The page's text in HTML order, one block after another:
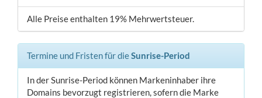
Alle Preise enthalten 19% Mehrwertsteuer.
Termine und Fristen für dieSunrise-Period
In der Sunrise-Period können Markeninhaber ihre
Domains bevorzugt registrieren, sofern die Marke